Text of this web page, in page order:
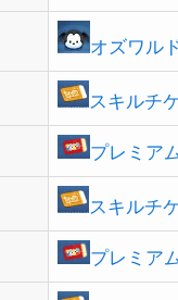
オズワル
スキルチ
プレミア
スキルチ
プレミア